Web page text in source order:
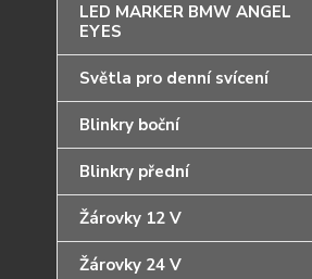
LED MARKER BMW ANGEL
EYES
Světla pro denní svícení
Blinkry boční
Blinkry přední
Žárovky 12 V
Žárovky 24 V